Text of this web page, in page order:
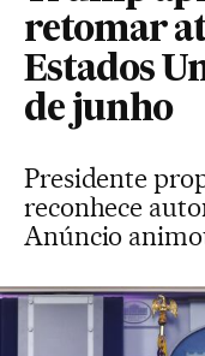
retomar
Estados
de junho
Presidente
reconhece
Anúncio